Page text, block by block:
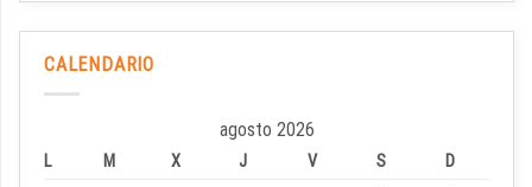
CALENDARIO
agosto 2026
L M X J V S
D